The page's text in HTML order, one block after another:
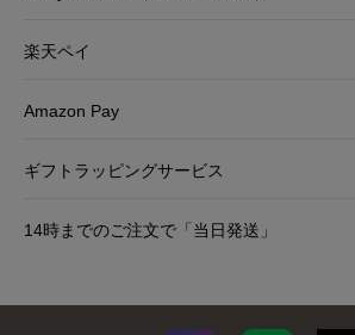
楽天ペイ
Amazon Pay
ギフトラッピングサービス
14時までのご注文で「当日発送」